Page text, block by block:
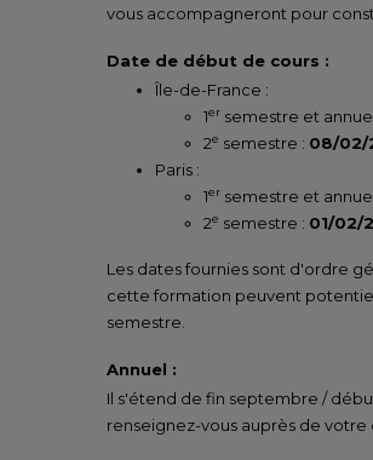
vous accompagneront pour
Date de début de cours :
Île-de-France :
1er semestre et
2e semestre : 08/02/
Paris :
1er semestre et
2e semestre : 01/02/
Les dates fournies sont d'ordre
cette formation peuvent
semestre.
Annuel :
Il s'étend de fin septembre /
renseignez-vous auprès de votre